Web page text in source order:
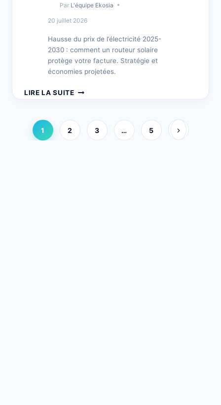
14
MOIS
Par L'équipe Ekosia
20 juillet 2026
Hausse du prix de l’électricité 2025-
2030 : comment un routeur solaire
protège votre facture. Stratégie et
économies projetées.
LIRE LA SUITECOMMENT
RÉAGIR
LA
HAUSSE
Navigation
1 2 3 … 5
Page
suivante